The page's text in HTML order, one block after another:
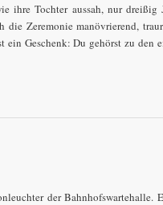
ihre Tochter aussah, nur dreißig
die Zeremonie manövrierend,
ein Geschenk: Du gehörst zu den
der Bahnhofswartehalle.